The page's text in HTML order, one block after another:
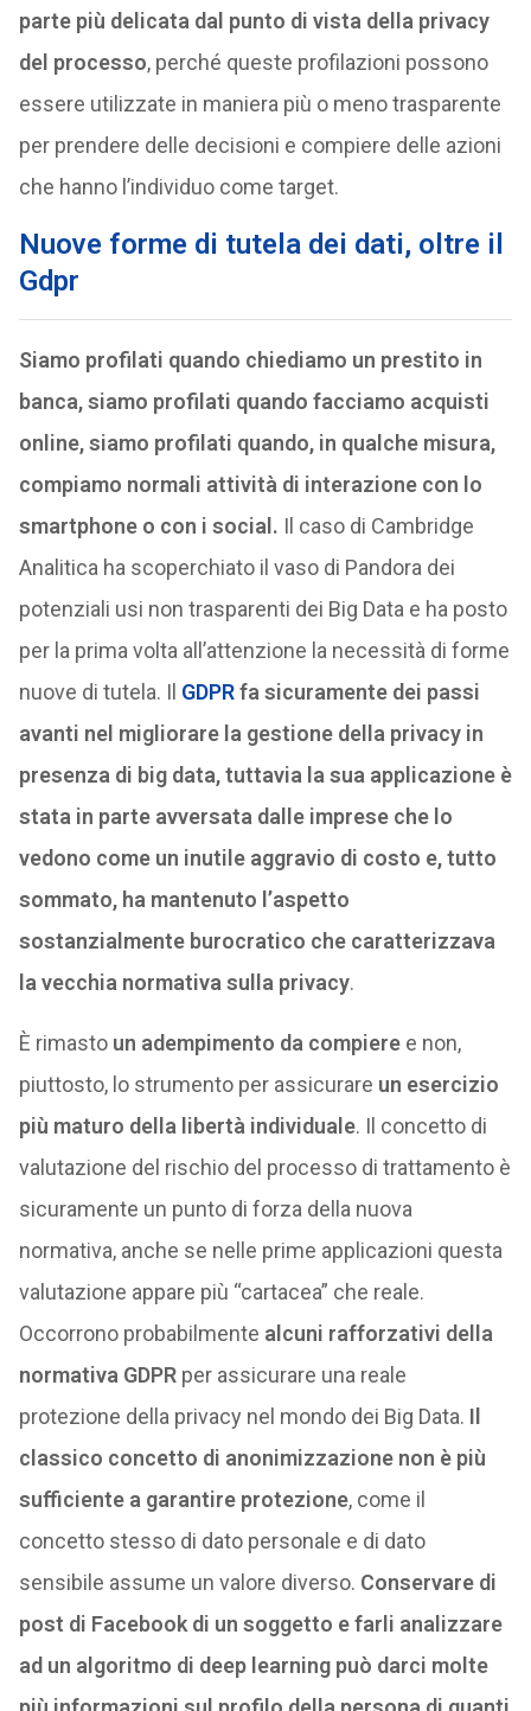
parte più delicata dal punto di vista della privacy
del processo, perché queste profilazioni possono
essere utilizzate in maniera più o meno trasparente
per prendere delle decisioni e compiere delle azioni
che hanno l’individuo come target.
Nuove forme di tutela dei dati, oltre il
Gdpr
Siamo profilati quando chiediamo un prestito in
banca, siamo profilati quando facciamo acquisti
online, siamo profilati quando, in qualche misura,
compiamo normali attività di interazione con lo
smartphone o con i social. Il caso di Cambridge
Analitica ha scoperchiato il vaso di Pandora dei
potenziali usi non trasparenti dei Big Data e ha posto
per la prima volta all’attenzione la necessità di forme
nuove di tutela. Il GDPRfa sicuramente dei passi
avanti nel migliorare la gestione della privacy in
presenza di big data, tuttavia la sua applicazione è
stata in parte avversata dalle imprese che lo
vedono come un inutile aggravio di costo e, tutto
sommato, ha mantenuto l’aspetto
sostanzialmente burocratico che caratterizzava
la vecchia normativa sulla privacy.
È rimasto un adempimento da compiere e non,
piuttosto, lo strumento per assicurare un esercizio
più maturo della libertà individuale. Il concetto di
valutazione del rischio del processo di trattamento è
sicuramente un punto di forza della nuova
normativa, anche se nelle prime applicazioni questa
valutazione appare più “cartacea” che reale.
Occorrono probabilmente alcuni rafforzativi della
normativa GDPRper assicurare una reale
protezione della privacy nel mondo dei Big Data. Il
classico concetto di anonimizzazione non è più
sufficiente a garantire protezione, come il
concetto stesso di dato personale e di dato
sensibile assume un valore diverso. Conservare di
post di Facebook di un soggetto e farli analizzare
ad un algoritmo di deep learning può darci molte